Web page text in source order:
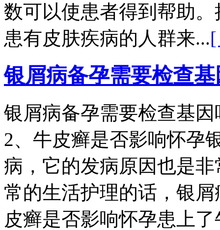
数可以使患者得到帮助
患有皮肤疾病的人群来...
银屑病备孕需要检查
银屑病备孕需要检查基
2、牛皮癣是否影响怀孕
病，它的发病原因也是
常的生活护理的话，银
皮癣是否影响怀孕患上了